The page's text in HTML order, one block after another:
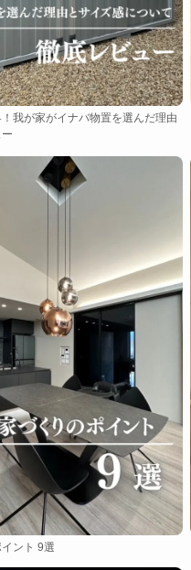
我が家がイナバ物置を選んだ理由
ント 9選